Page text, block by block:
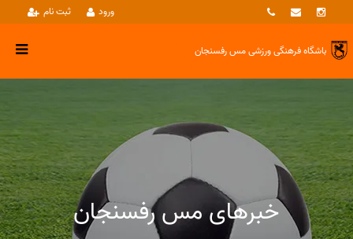
ثبت نام ورود
باشگاه فرهنگی ورزشیمس رفسنجان
خبرهای مس رفسنجان